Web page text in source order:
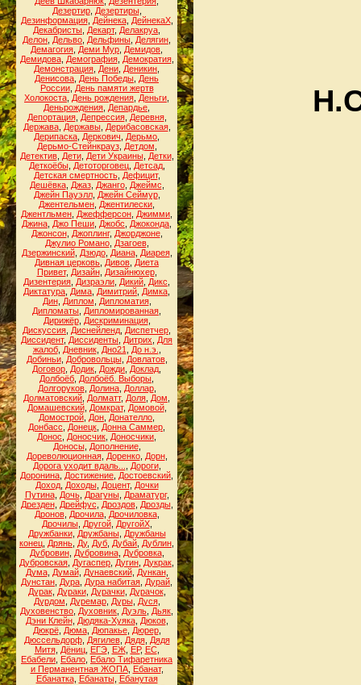
Дезертир, Дезертиры,
Дезинформация, Дейнека, ДейнекаХ,
Декабристы Декарт, Делакруа
Делон Дельво Дельфины Делягин
Демагогия Деми Мур Демидов
Демидова, Демография, Демократия,
Демонстрация Дени Деникин
Денисова День Победы День
России, День памяти жертв
Холокоста День рождения Деньги
Деньрождения Депардье
Депортация, Депрессия, Деревня,
Держава, Державы, Дерибасовская,
Дерипаска Деркович Дерьмо
Дерьмо-Стейнкрауз, Детдом
Детектив, Дети, Дети Украины, Детки,
Деткоёбы, Детоторговец, Детсад,
Детская смертность, Дефицит,
Дешёвка, Джаз, Джанго, Джеймс
Джейн Пауэлл, Джейн Сеймур,
Джентельмен Джентилески
Джентльмен Джефферсон Джимми
Джина Джо Пеши Джобс Джоконда
Джонсон, Джоплинг, Джорджоне,
Джулио Романо, Дзагоев,
Дзержинский, Дзюдо, Диана, Диарея,
Дивная церковь Дивов Диета
Привет, Дизайн, Дизайнюхер,
Дизентерия Дизраэли Дикий Дикс
Диктатура Дима Димитрий Димка
Дин, Диплом Дипломатия,
Дипломаты Дипломированная
Дирижёр, Дискриминация,
Дискуссия Диснейленд Диспетчер
Диссидент, Диссиденты Дитрих
Для
жалоб, Дневник, Дно21 До н.э.
Добиньи, Добровольцы, Довлатов,
Договор Додик Дожди Доклад
Долбоёб Долбоёб. Выборы
Долгоруков, Долина, Доллар,
Долматовский Долматт, Доля Дом
Домашевский, Домкрат, Домовой,
Домострой Дон Донателло
Донбасс
Донецк Донна Саммер
Донос
Доносчик Доносчики
Доносы, Дополнение,
Дореволюционная, Доренко, Дорн,
Дорога уходит вдаль...
Дороги,
Доронина Достижение Достоевский
Доход, Доходы, Доцент, Дочки
Путина, Дочь, Драгуны, Драматург,
Дрезден, Дрейфус Дроздов, Дрозды,
Дронов, Дрочила, Дрочиловка,
Дрочилы, Другой, ДругойХ,
Дружбанки, Дружбаны, Дружбаны
конец Дрянь Ду, Дуб Дубай Дублин
Дубровин, Дубровина, Дубровка,
Дубровская Дугаспер Дугин Дукрак
Дума, Думай, Дунаевский, Дункан,
Дунстан Дура Дура набитая Дурай
Дурак, Дураки, Дурачки, Дурачок,
Дурдом
Дуремар, Дуры, Дуся,
Духовенство Духовник Дуэль Дьяк
Дэни Клейн, Дюдяка-Хуяка, Дюков,
Дюкрё, Дюма, Дюпакье, Дюрер,
Дюссельдорф, Дягилев, Дядя, Дядя
Митя, Дёниц, ЕГЭ, ЕЖ, ЕР, ЕС,
Ебабели Ебало Ебало Тифаретника
и Перманентная ЖОПА, Ебанат,
Ебанатка, Ебанаты, Ебанутая